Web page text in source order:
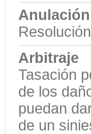
Anulación
Arbitraje
Tasación
de los
puedan
de un